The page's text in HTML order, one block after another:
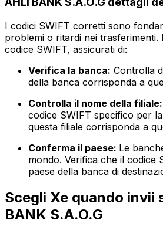
I codici SWIFT corretti sono
problemi o ritardi nei trasferimenti.
codice SWIFT, assicurati di:
Verifica la banca: Controlla
della banca corrisponda a
Controlla il nome della filiale:
codice SWIFT specifico per
questa filiale corrisponda a
Conferma il paese: Le
mondo. Verifica che il codice
paese della banca di
Scegli Xe quando invii
BANK S.A.O.G